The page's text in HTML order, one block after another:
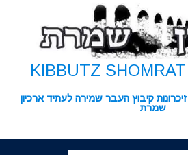
ARCHION SHOMRAT זיכרונות קיבוץ העבר שמירה לעתיד ארכיון
שמרת